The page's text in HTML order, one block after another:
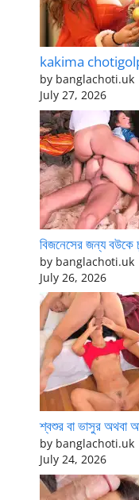
kakima chotigolpo
by banglachoti.uk
July 27, 2026
বিজনেসের জন্য
by banglachoti.uk
July 26, 2026
শ্বশুর বা ভাসুর অথবা
by banglachoti.uk
July 24, 2026